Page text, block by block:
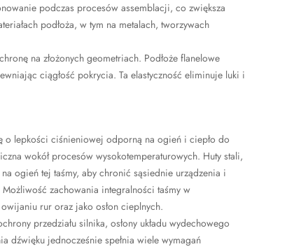
podczas procesów assemblacji, co zwiększa
podłoża, w tym na metalach, tworzywach
na złożonych geometriach. Podłoże flanelowe
ciągłość pokrycia. Ta elastyczność eliminuje luki i
o lepkości ciśnieniowej odporną na ogień i ciepło do
wokół procesów wysokotemperaturowych. Huty stali,
ogień tej taśmy, aby chronić sąsiednie urządzenia i
zachowania integralności taśmy w
rur oraz jako osłon cieplnych.
przedziału silnika, osłony układu wydechowego
dźwięku jednocześnie spełnia wiele wymagań